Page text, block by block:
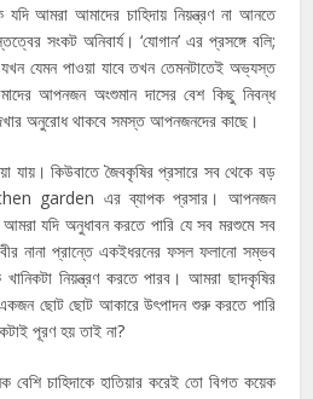
আমরা আমাদের চাহিদায় নিয়ন্ত্রণ না আনতে
সংকট অনিবার্য। ‘যোগান’ এর প্রসঙ্গে বলি;
যেমন পাওয়া যাবে তখন তেমনটাতেই অভ্যস্ত
আপনজন অংশুমান দাসের বেশ কিছু নিবন্ধ
অনুরোধ থাকবে সমস্ত আপনজনদের কাছে।
যায়। কিউবাতে জৈবকৃষির প্রসারে সব থেকে বড়
garden এর ব্যাপক প্রসার। আপনজন
যদি অনুধাবন করতে পারি যে সব মরশুমে সব
নানা প্রান্তে একইধরনের ফসল ফলানো সম্ভব
নিয়ন্ত্রণ করতে পারব। আমরা ছাদকৃষির
একজন ছোট ছোট আকারে উৎপাদন শুরু করতে পারি
পূরণ হয় তাই না?
বেশি চাহিদাকে হাতিয়ার করেই তো বিগত কয়েক